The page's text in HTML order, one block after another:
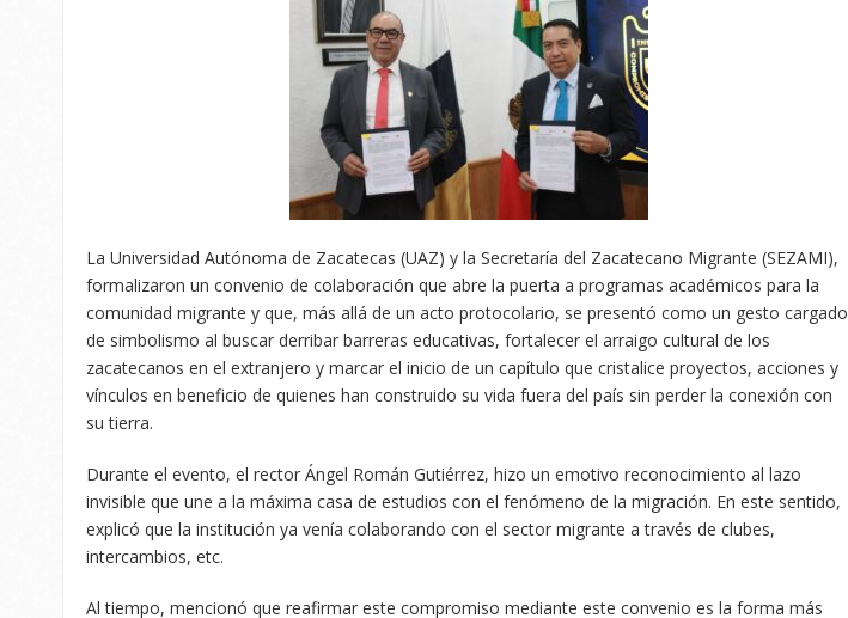
La Universidad Autónoma de Zacatecas (UAZ) y la Secretaría del Zacatecano Migrante (SEZAMI),
formalizaron un convenio de colaboración que abre la puerta a programas académicos para la
comunidad migrante y que, más allá de un acto protocolario, se presentó como un gesto cargado
de simbolismo al buscar derribar barreras educativas, fortalecer el arraigo cultural de los
zacatecanos en el extranjero y marcar el inicio de un capítulo que cristalice proyectos, acciones y
vínculos en beneficio de quienes han construido su vida fuera del país sin perder la conexión con
su tierra.
Durante el evento, el rector Ángel Román Gutiérrez, hizo un emotivo reconocimiento al lazo
invisible que une a la máxima casa de estudios con el fenómeno de la migración. En este sentido,
explicó que la institución ya venía colaborando con el sector migrante a través de clubes,
intercambios, etc.
Al tiempo, mencionó que reafirmar este compromiso mediante este convenio es la forma más